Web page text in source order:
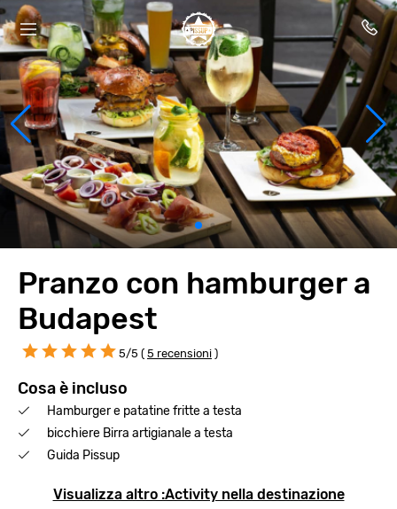
Pranzo con hamburger a
Budapest
5/5 ( 5 recensioni )
Cosa è incluso
Hamburger e patatine fritte a testa
bicchiere Birra artigianale a testa
Guida Pissup
Visualizza altro :Activity nella destinazione